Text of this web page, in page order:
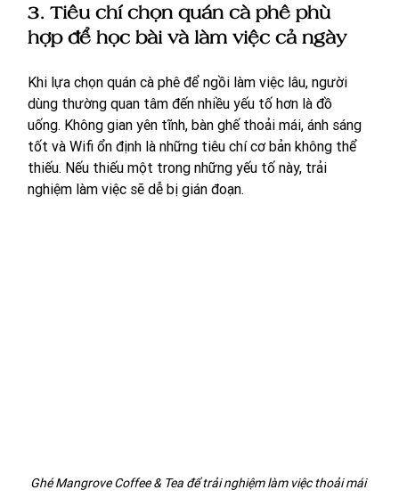
3. Tiêu chí chọn quán cà phê phù
hợp để học bài và làm việc cả ngày
Khi lựa chọn quán cà phê để ngồi làm việc lâu, người
dùng thường quan tâm đến nhiều yếu tố hơn là đồ
uống. Không gian yên tĩnh, bàn ghế thoải mái, ánh sáng
tốt và Wifi ổn định là những tiêu chí cơ bản không thể
thiếu. Nếu thiếu một trong những yếu tố này, trải
nghiệm làm việc sẽ dễ bị gián đoạn.
Ghé Mangrove Coffee & Tea để trải nghiệm làm việc thoải mái